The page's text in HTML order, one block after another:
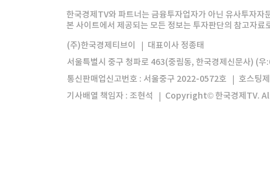
한경미디어그룹 한국경제신문 한국경제
모바일앱 한국경제TV앱
한국경제TV와 파트너는 금융투자업자가 아닌 유사투자
본 사이트에서 제공되는 모든 정보는 투자판단의 참고자
(주)한국경제티브이
대표이사 정종태
서울특별시 중구 청파로 463(중림동, 한국경제신문사) (
통신판매업신고번호 : 서울중구 2022-0572호
호스팅
기사배열 책임자 : 조현석
Copyright© 한국경제TV.